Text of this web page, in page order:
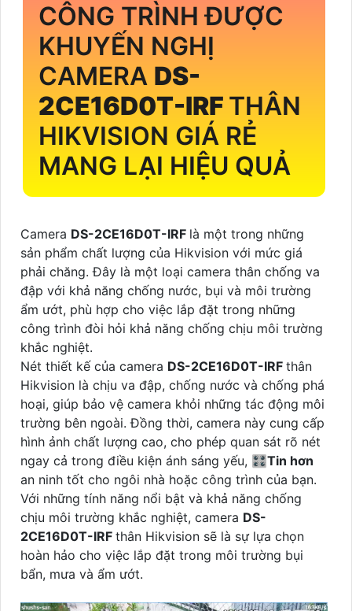
CÔNG TRÌNH ĐƯỢC
KHUYẾN NGHỊ
CAMERA DS-
2CE16D0T-IRF THÂN
HIKVISION GIÁ RẺ
MANG LẠI HIỆU QUẢ
Camera DS-2CE16D0T-IRF là một trong những
sản phẩm chất lượng của Hikvision với mức giá
phải chăng. Đây là một loại camera thân chống va
đập với khả năng chống nước, bụi và môi trường
ẩm ướt, phù hợp cho việc lắp đặt trong những
công trình đòi hỏi khả năng chống chịu môi trường
khắc nghiệt.
Nét thiết kế của camera DS-2CE16D0T-IRF thân
Hikvision là chịu va đập, chống nước và chống phá
hoại, giúp bảo vệ camera khỏi những tác động môi
trường bên ngoài. Đồng thời, camera này cung cấp
hình ảnh chất lượng cao, cho phép quan sát rõ nét
ngay cả trong điều kiện ánh sáng yếu, 🎛Tin hơn
an ninh tốt cho ngôi nhà hoặc công trình của bạn.
Với những tính năng nổi bật và khả năng chống
chịu môi trường khắc nghiệt, camera DS-
2CE16D0T-IRF thân Hikvision sẽ là sự lựa chọn
hoàn hảo cho việc lắp đặt trong môi trường bụi
bẩn, mưa và ẩm ướt.